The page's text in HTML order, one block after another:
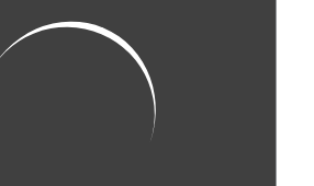
3 LACS
au pied de la Durance,
des sensations fortes !
votre rythme les plaisirs du kart,
Karting vous propose...